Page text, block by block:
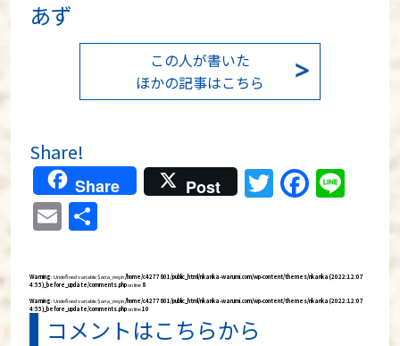
あず
この人が書いた
ほかの記事はこちら
Share!
Share Post Twitter
Email
Warning: Undefined variable $aria_req in/home/c4277801/public_html/rikarika-warumi.com/wp-content/themes/rikarika (2022:12:07
4:55)_before_update/comments.phpon line 8
Warning: Undefined variable $aria_req in/home/c4277801/public_html/rikarika-warumi.com/wp-content/themes/rikarika (2022:12:07
4:55)_before_update/comments.phpon line10
コメントはこちらから